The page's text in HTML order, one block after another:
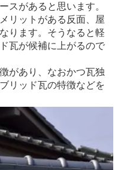
スがあると思います。
リットがある反面、屋
ります。そうなると軽
瓦が候補に上がるので
があり、なおかつ瓦独
リッド瓦の特徴などを